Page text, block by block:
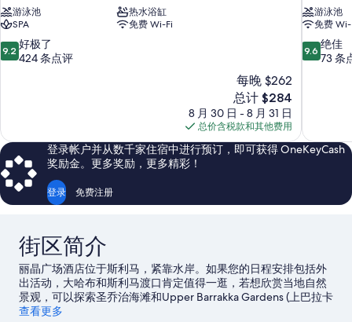
游泳池
热水浴缸
SPA
免费 Wi-Fi
9.2
分，
了，
424
条
点
评
9.2 好极了
424 条点评
每晚 $262
新
价
格
$284
总计 $284
8 月 30 日 - 8 月 31 日
总价含税款和其他费用
游泳池
免费
9.6
分，
73
条
9.6 绝佳
73 条
登录帐户并从数千家住宿中进行预订，即可获得 OneKeyCash
奖励金。更多奖励，更多精彩！
登录 免费注册
街区简介
丽晶广场酒店位于斯利马，紧靠水岸。如果您的日程安排包括外
出活动，大哈布和斯利马渡口肯定值得一逛，若想欣赏当地自然
景观，可以探索圣乔治海滩和Upper Barrakka Gardens (上巴拉卡
花园)。斯利马海滨散步道和马尔他体验是另外两个值得推荐的游
查看更多